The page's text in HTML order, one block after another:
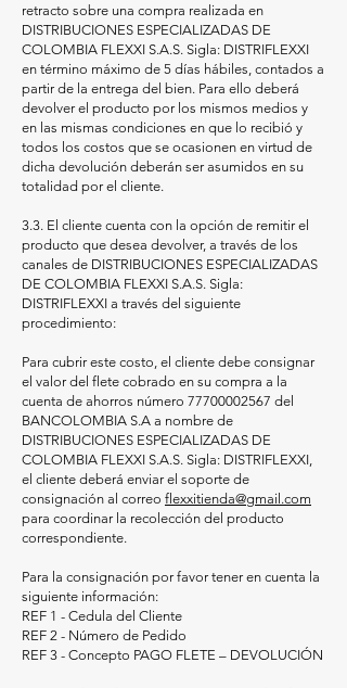
retracto sobre una compra realizada en
DISTRIBUCIONES ESPECIALIZADAS DE
COLOMBIA FLEXXI S.A.S. Sigla: DISTRIFLEXXI
en término máximo de 5 días hábiles, contados a
partir de la entrega del bien. Para ello deberá
devolver el producto por los mismos medios y
en las mismas condiciones en que lo recibió y
todos los costos que se ocasionen en virtud de
dicha devolución deberán ser asumidos en su
totalidad por el cliente.
3.3. El cliente cuenta con la opción de remitir el
producto que desea devolver, a través de los
canales de DISTRIBUCIONES ESPECIALIZADAS
DE COLOMBIA FLEXXI S.A.S. Sigla:
DISTRIFLEXXI a través del siguiente
procedimiento:
Para cubrir este costo, el cliente debe consignar
el valor del flete cobrado en su compra a la
cuenta de ahorros número 77700002567 del
BANCOLOMBIA S.A a nombre de
DISTRIBUCIONES ESPECIALIZADAS DE
COLOMBIA FLEXXI S.A.S. Sigla: DISTRIFLEXXI,
el cliente deberá enviar el soporte de
consignación al correo flexxitienda@gmail.com
para coordinar la recolección del producto
correspondiente.
Para la consignación por favor tener en cuenta la
siguiente información:
REF 1 - Cedula del Cliente
REF 2 - Número de Pedido
REF 3 - Concepto PAGO FLETE – DEVOLUCIÓN